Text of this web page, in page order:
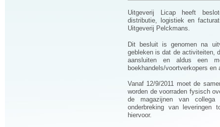
Uitgeverij Licap heeft
distributie, logistiek en
Uitgeverij Pelckmans.
Dit besluit is genomen na
gebleken is dat de activiteiten,
aansluiten en aldus een
boekhandels/voortverkopers en
Vanaf 12/9/2011 moet de
worden de voorraden fysisch
de magazijnen van
onderbreking van leveringen
hiervoor.